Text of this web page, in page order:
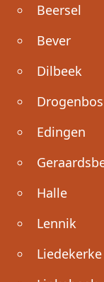
Beersel
Bever
Dilbeek
Drogenbos
Edingen
Halle
Lennik
Liedekerke